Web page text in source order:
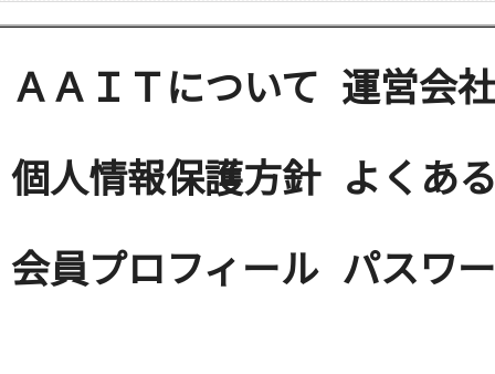
ＡＡＩＴについて 運営会社
個人情報保護方針 よくあ
会員プロフィール パスワ